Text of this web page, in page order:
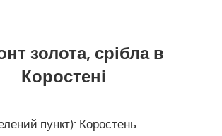
золота, срібла в
Коростені
пункт): Коростень